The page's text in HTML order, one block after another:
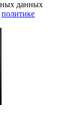
данных
политике